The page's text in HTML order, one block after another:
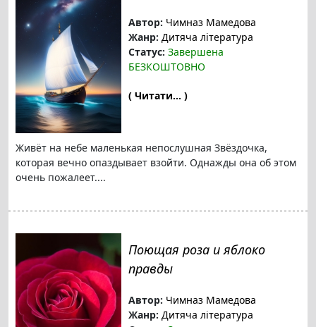
Автор: Чимназ Мамедова
Жанр: Дитяча література
Статус: Завершена
БЕЗКОШТОВНО
( Читати... )
Живёт на небе маленькая непослушная Звёздочка,
которая вечно опаздывает взойти. Однажды она об этом
очень пожалеет....
Поющая роза и яблоко
правды
Автор: Чимназ Мамедова
Жанр: Дитяча література